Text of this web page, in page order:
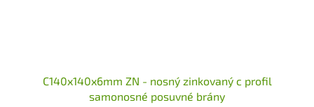
C140x140x6mm ZN - nosný zinkovaný c profil
samonosné posuvné brány